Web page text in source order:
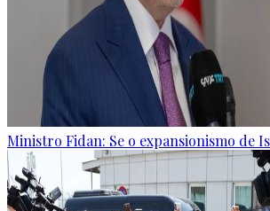
Ministro Fidan: Se o expansionismo